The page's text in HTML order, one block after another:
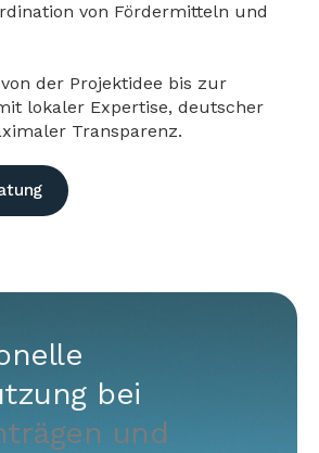
von Fördermitteln und
der Projektidee bis zur
lokaler Expertise, deutscher
Transparenz.
bei
und